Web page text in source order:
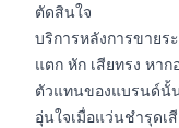
ตัดสินใจ
บริการหลังการขายร
แตก หัก เสียทรง หา
ตัวแทนของแบรนด์นั้
อุ่นใจเมื่อแว่นชำรุด